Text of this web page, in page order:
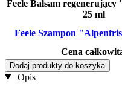
Feele Balsam
25 ml
Feele Szampon
Cena
Dodaj produkty do koszyka
Opis